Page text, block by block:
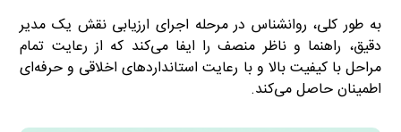
به طور کلی، روانشناس در مرحله اجرای ارزیابی نقش یک مدیر
دقیق، راهنما و ناظر منصف را ایفا می‌کند که از رعایت تمام
مراحل با کیفیت بالا و با رعایت استانداردهای اخلاقی و حرفه‌ای
اطمینان حاصل می‌کند.